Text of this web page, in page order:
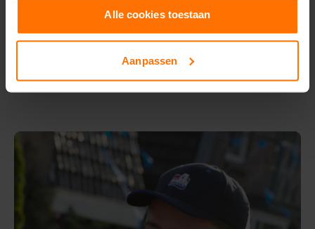
Alle cookies toestaan
Aanpassen